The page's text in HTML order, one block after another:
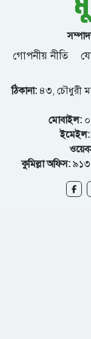
গোপনীয় নীতি
ঠিকানা:৪৩, চৌধুরী
মোবাইল:
ইমেইল:
কুমিল্লা অফিস: ৯১৩,